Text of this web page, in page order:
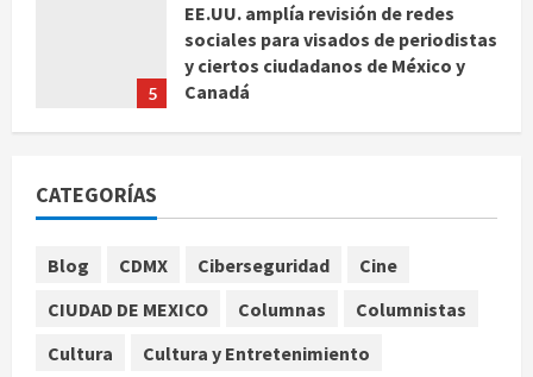
5
EE.UU. amplía revisión de redes
sociales para visados de periodistas
y ciertos ciudadanos de México y
Canadá
Lotería Nacional emite billete por
centenario de la Asociación de
CATEGORÍAS
Blog CDMX Ciberseguridad
Cine
CIUDAD DE MEXICO
Columnas
Columnistas
Cultura
Cultura y Entretenimiento